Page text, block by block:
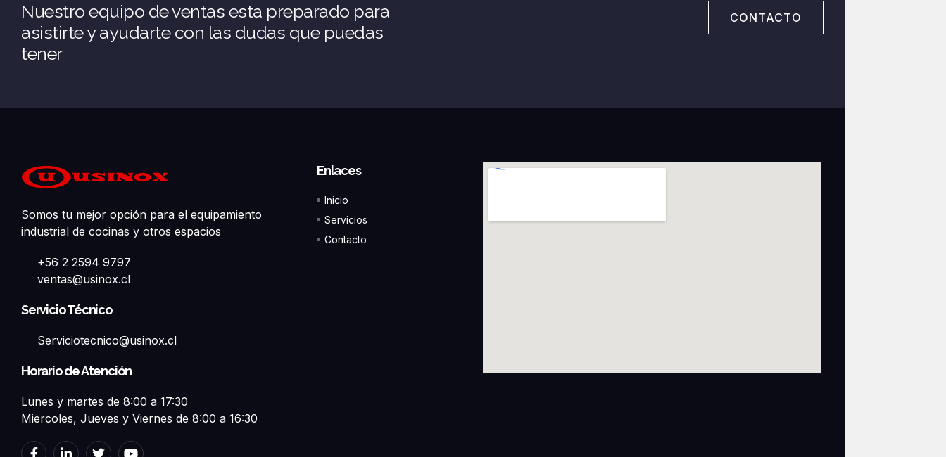
Nuestro equipo de ventas esta preparado para
asistirte y ayudarte con las dudas que puedas
tener
CONTACTO
Somos tu mejor opción para el equipamiento
industrial de cocinas y otros espacios
+56 2 2594 9797
ventas@usinox.cl
Servicio Técnico
Serviciotecnico@usinox.cl
Horario de Atención
Lunes y martes de 8:00 a 17:30
Miercoles, Jueves y Viernes de 8:00 a 16:30
F
L
T
Y
Enlaces
Inicio
Servicios
Contacto